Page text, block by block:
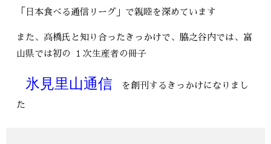
「日本食べる通信リーグ」で親睦を深めています
また、高橋氏と知り合ったきっかけで、脇之谷内では、富
山県では初の １次生産者の冊子
氷見里山通信 を創刊するきっかけになりまし
た